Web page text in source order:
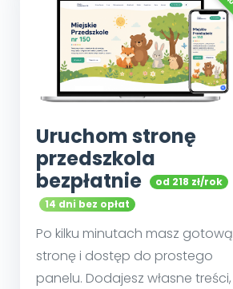
Uruchom stronę
przedszkola
bezpłatnie
od 218 zł/rok
14 dni bez opłat
Po kilku minutach masz gotową
stronę i dostęp do prostego
panelu. Dodajesz własne treści,